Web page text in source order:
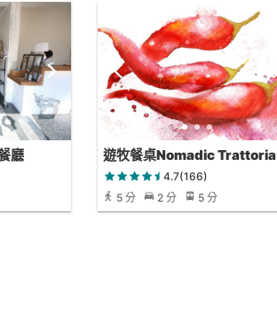
廳 遊牧餐桌Nomadic Trattoria
4.7(166)
5 分
2 分 5 分